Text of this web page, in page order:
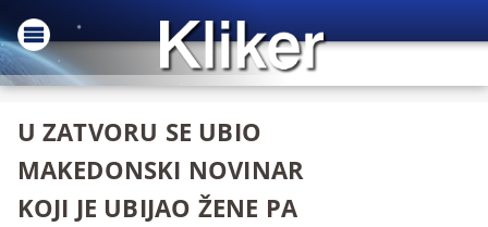
U ZATVORU SE UBIO
MAKEDONSKI NOVINAR
KOJI JE UBIJAO ŽENE PA